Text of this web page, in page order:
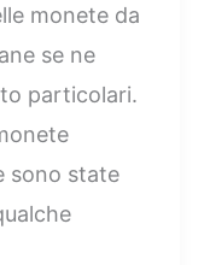
monete da
se ne
particolari.
sono state